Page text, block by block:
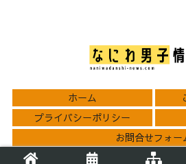
ホーム
プライバシーポリシー
お問合せフォー
© 2021 なにわ男子